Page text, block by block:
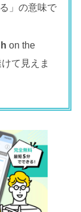
」の意味で
on the
て見えま